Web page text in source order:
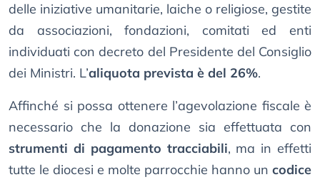
delle iniziative umanitarie, laiche o religiose, gestite
da associazioni, fondazioni, comitati ed enti
individuati con decreto del Presidente del Consiglio
dei Ministri. L’aliquota prevista è del 26%.
Affinché si possa ottenere l’agevolazione fiscale è
necessario che la donazione sia effettuata con
strumenti di pagamento tracciabili, ma in effetti
tutte le diocesi e molte parrocchie hanno un codice